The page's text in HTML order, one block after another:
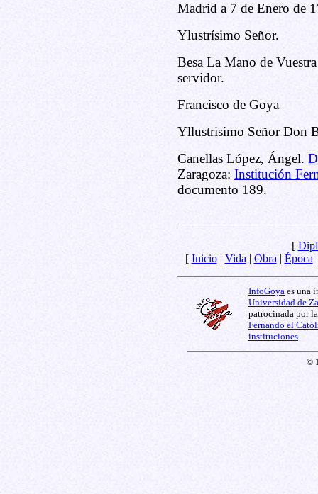
Madrid a 7 de Enero de
Ylustrísimo Señor.
Besa La Mano de
servidor.
Francisco de Goya
Yllustrisimo Señor Don
Canellas López, Ángel.
Zaragoza: Institución
documento 189.
[
[ Inicio| Vida | Obra | Época
InfoGoya es una
Universidad de
patrocinada por
Fernando el
instituciones
©